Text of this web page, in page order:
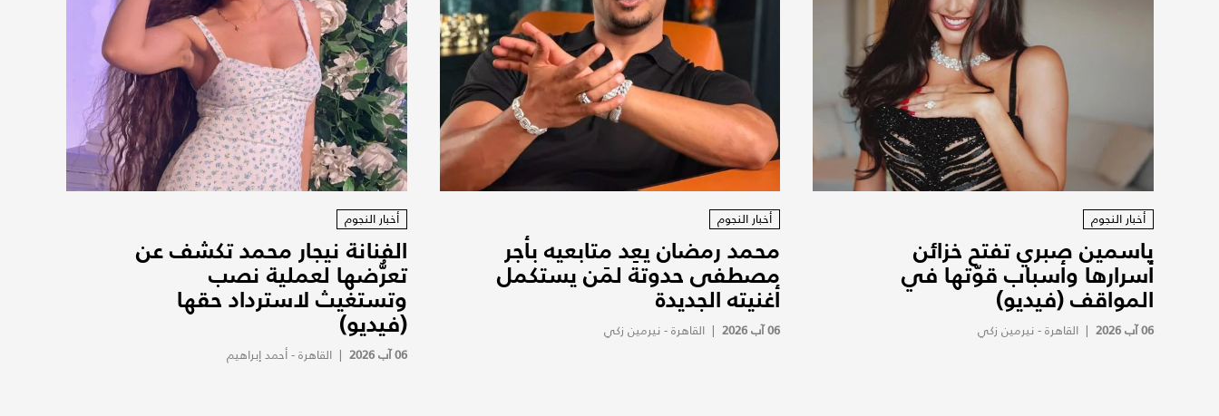
أخبار النجوم
ياسمين صبري تفتح خزائن
أسرارها وأسباب قوّتها في
المواقف (فيديو)
06 آب 2026 | القاهرة - نيرمين زكي
أخبار النجوم
محمد رمضان يعِد متابعيه بأجر
مصطفى حدوتة لمَن يستكمل
أغنيته الجديدة
06 آب 2026 | القاهرة - نيرمين زكي
أخبار النجوم
الفنانة نيجار محمد تكشف عن
تعرُّضها لعملية نصب
وتستغيث لاسترداد حقها
(فيديو)
06 آب 2026 |القاهرة - أحمد إبراهيم